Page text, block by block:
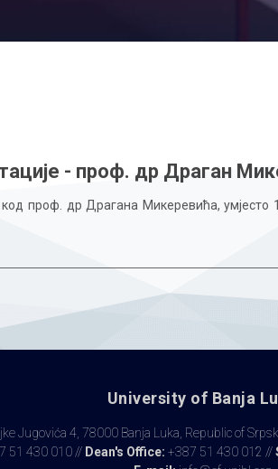
- проф. др Драган
проф. др Драгана Микеревића, умјесто
University of Banja
Jugovića 4, 78000 Banja Luka, Republic of
51 430 010 // Dean's Office: +387 51 430 012 //